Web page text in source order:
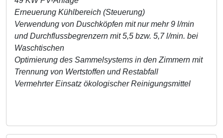
Erneuerung Kühlbereich (Steuerung)
Verwendung von Duschköpfen mit nur mehr 9 l/min
und Durchflussbegrenzern mit 5,5 bzw. 5,7 l/min. bei
Waschtischen
Optimierung des Sammelsystems in den Zimmern mit
Trennung von Wertstoffen und Restabfall
Vermehrter Einsatz ökologischer Reinigungsmittel